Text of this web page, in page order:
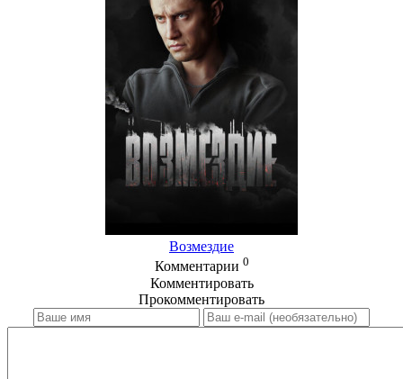
Возмездие
Комментарии 0
Комментировать
Прокомментировать